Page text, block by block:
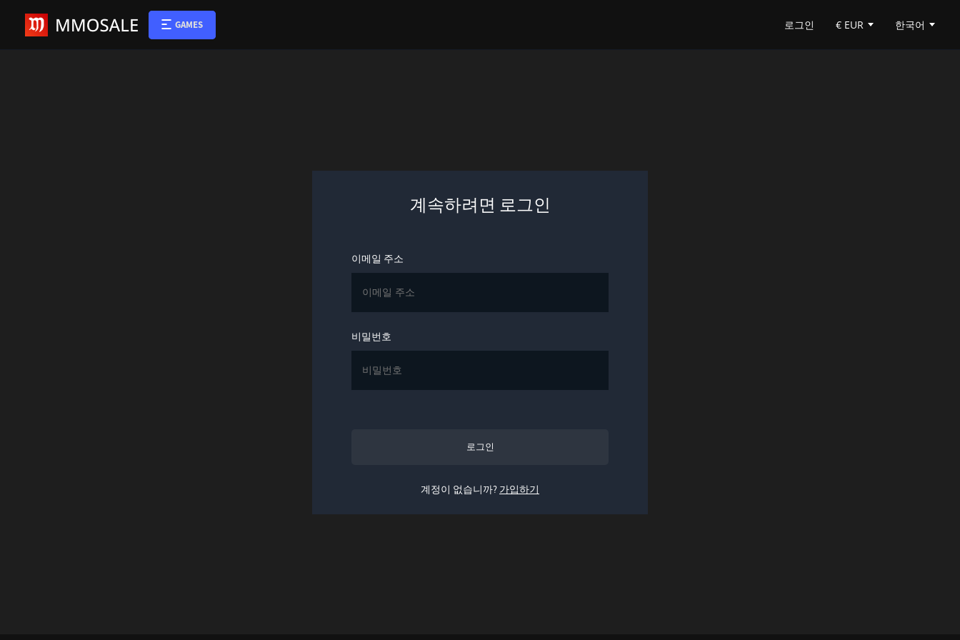
GAMES 로그인 € EUR 한국어
계속하려면 로그인
이메일 주소
비밀번호
로그인
계정이 없습니까? 가입하기